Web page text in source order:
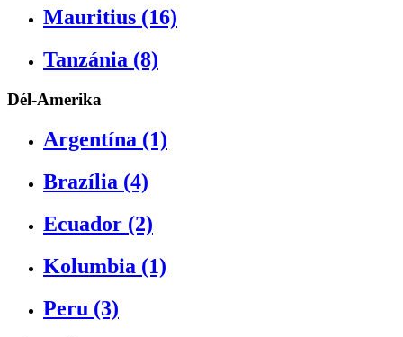
Mauritius (16)
Tanzánia (8)
Dél-Amerika
Argentína (1)
Brazília (4)
Ecuador (2)
Kolumbia (1)
Peru (3)